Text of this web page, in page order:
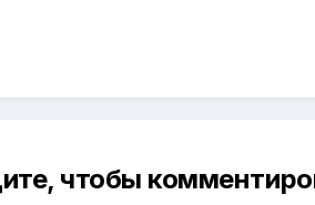
чтобы